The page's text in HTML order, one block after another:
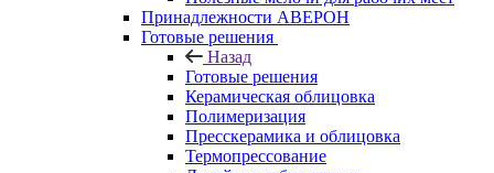
Принадлежности АВЕРОН
Готовые решения
Назад
Готовые решения
Керамическая облицовка
Полимеризация
Пресскерамика и облицовка
Термопрессование